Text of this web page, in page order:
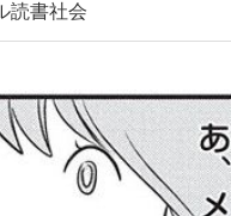
切聞かれなかった」侍ジャパ
、目撃せよ。
読書社会